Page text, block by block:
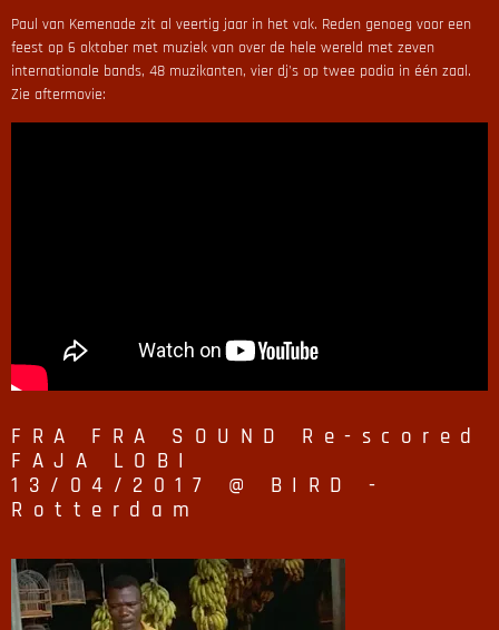
Paul van Kemenade zit al veertig jaar in het vak. Reden genoeg voor een
feest op 6 oktober met muziek van over de hele wereld met zeven
internationale bands, 48 muzikanten, vier dj's op twee podia in één zaal.
Zie aftermovie:
FRA FRA SOUND Re-scored
FAJA LOBI
13/04/2017 @ BIRD -
Rotterdam